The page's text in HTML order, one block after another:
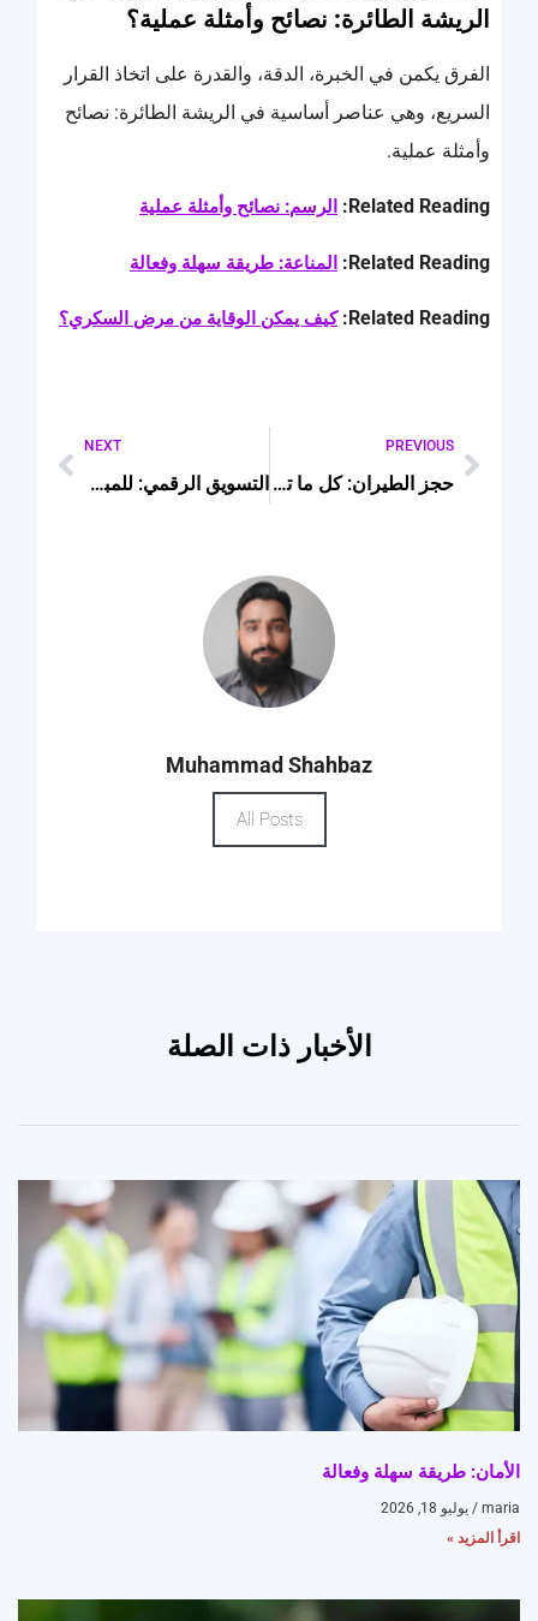
الريشة الطائرة: نصائح وأمثلة عملية؟
الفرق يكمن في الخبرة، الدقة، والقدرة على اتخاذ القرار
السريع، وهي عناصر أساسية في الريشة الطائرة: نصائح
وأمثلة عملية.
Related Reading: الرسم: نصائح وأمثلة عملية
Related Reading: المناعة: طريقة سهلة وفعالة
Related Reading: كيف يمكن الوقاية من مرض السكري؟
PREVIOUS
حجز الطيران: كل ما تحتاج لمعرفته
NEXT
التسويق الرقمي: للمبتدئين والمتقدمين
Muhammad Shahbaz
All Posts
الأخبار ذات الصلة
الأمان: طريقة سهلة وفعالة
maria
يوليو 18, 2026
اقرأ المزيد »